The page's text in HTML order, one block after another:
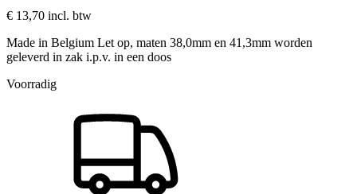
€ 13,70 incl. btw
Made in Belgium Let op, maten 38,0mm en 41,3mm worden
geleverd in zak i.p.v. in een doos
Voorradig